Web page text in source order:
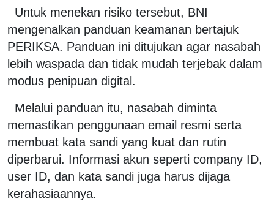
Untuk menekan risiko tersebut, BNI
mengenalkan panduan keamanan bertajuk
PERIKSA. Panduan ini ditujukan agar nasabah
lebih waspada dan tidak mudah terjebak dalam
modus penipuan digital.
Melalui panduan itu, nasabah diminta
memastikan penggunaan email resmi serta
membuat kata sandi yang kuat dan rutin
diperbarui. Informasi akun seperti company ID,
user ID, dan kata sandi juga harus dijaga
kerahasiaannya.